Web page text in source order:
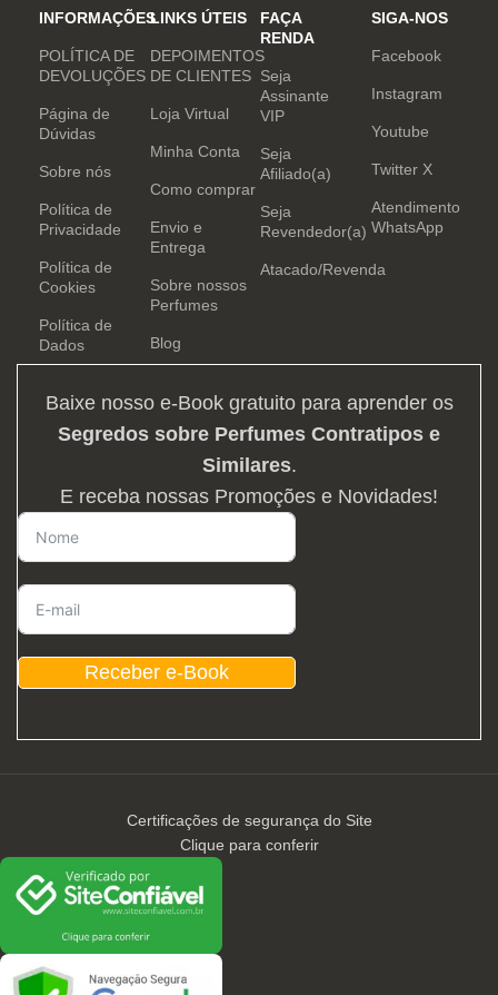
INFORMAÇÕES
POLÍTICA DE
DEVOLUÇÕES
Página de
Dúvidas
Sobre nós
Política de
Privacidade
Política de
Cookies
Política de
Dados
LINKS ÚTEIS
DEPOIMENTOS
DE CLIENTES
Loja Virtual
Minha Conta
Como comprar
Envio e
Entrega
Sobre nossos
Perfumes
Blog
FAÇA
RENDA
Seja
Assinante
VIP
Seja
Afiliado(a)
Seja
Revendedor(a)
Atacado/Revenda
SIGA-NOS
Facebook
Instagram
Youtube
Twitter X
Atendimento
WhatsApp
Baixe nosso e-Book gratuito para aprender os
Segredos sobre Perfumes Contratipos e
Similares.
E receba nossas Promoções e Novidades!
Receber e-Book
Certificações de segurança do Site
Clique para conferir